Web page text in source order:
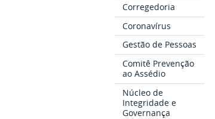
Corregedoria
Coronavírus
Gestão de Pessoas
Comitê Prevenção
ao Assédio
Núcleo de
Integridade e
Governança